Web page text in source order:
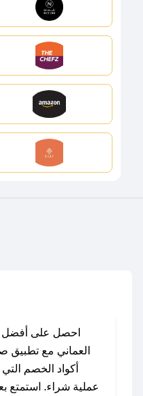
احصل على أفضل
العماني مع
أكواد الخصم
عملية شراء.